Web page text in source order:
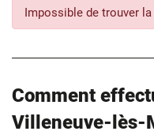
Impossible de trouver
Comment
Villeneuve-lès-